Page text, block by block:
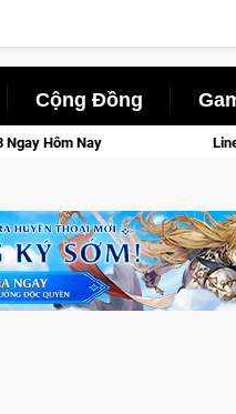
Cộng Đồng
– Quyền lực và tài phú sẽ về tay